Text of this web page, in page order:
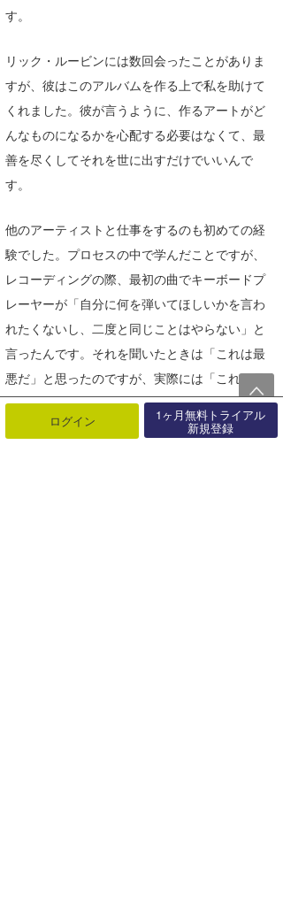
す。
リック・ルービンには数回会ったことがありま
すが、彼はこのアルバムを作る上で私を助けて
くれました。彼が言うように、作るアートがど
んなものになるかを心配する必要はなくて、最
善を尽くしてそれを世に出すだけでいいんで
す。
他のアーティストと仕事をするのも初めての経
験でした。プロセスの中で学んだことですが、
レコーディングの際、最初の曲でキーボードプ
レーヤーが「自分に何を弾いてほしいかを言わ
れたくないし、二度と同じことはやらない」と
言ったんです。それを聞いたときは「これは最
悪だ」と思ったのですが、実際には「これが最
高のことだ」と気づきました。
ログイン 1ヶ月無料トライアル
新規登録